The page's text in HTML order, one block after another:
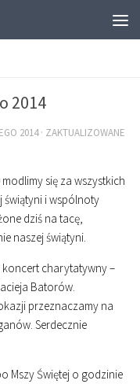
2014
2014· ZAKTUALIZOWANE
modlimy się za wszystkich
i wspólnoty
dziś na tacę,
naszej świątyni.
charytatywny –
Batorów.
przeznaczamy na
Serdecznie
Mszy Świętej o godzinie